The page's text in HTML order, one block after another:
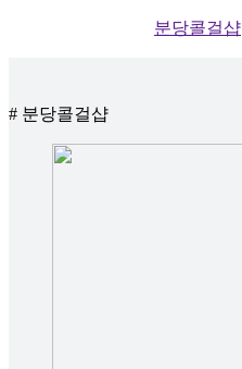
분당콜걸샵
# 분당콜걸샵